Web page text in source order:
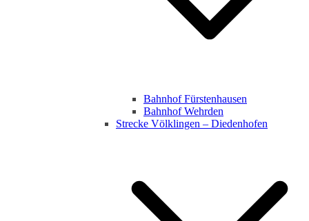
Bahnhof Fürstenhausen
Bahnhof Wehrden
Strecke Völklingen – Diedenhofen